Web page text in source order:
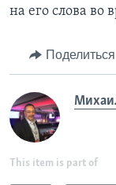
на его слова во
Поделиться
This item is part of